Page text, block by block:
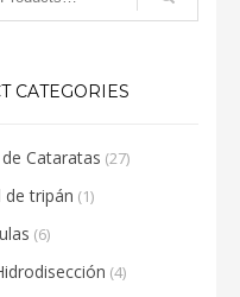
CATEGORIES
Cataratas (27)
de tripán (1)
(6)
(4)